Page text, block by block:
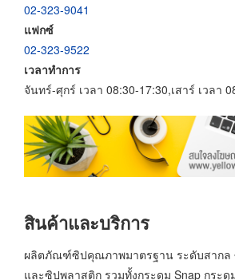
02-323-9041
แฟกซ์
02-323-9522
เวลาทำการ
จันทร์-ศุกร์ เวลา 08:30-17:30,เสาร์ เวลา
สินค้าและบริการ
ผลิตภัณฑ์ซิปคุณภาพมาตรฐาน ระดับสากล
และซิปพลาสติก รวมทั้งกระดุม Snap กระ